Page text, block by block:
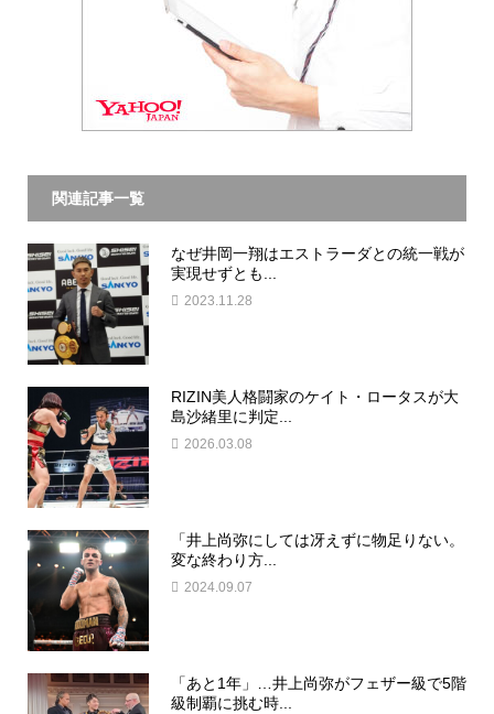
関連記事一覧
なぜ井岡一翔はエストラーダとの統一戦が
実現せずとも...
2023.11.28
RIZIN美人格闘家のケイト・ロータスが大
島沙緒里に判定...
2026.03.08
「井上尚弥にしては冴えずに物足りない。
変な終わり方...
2024.09.07
「あと1年」…井上尚弥がフェザー級で5階
級制覇に挑む時...